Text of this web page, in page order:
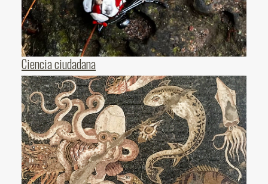
Ciencia ciudadana